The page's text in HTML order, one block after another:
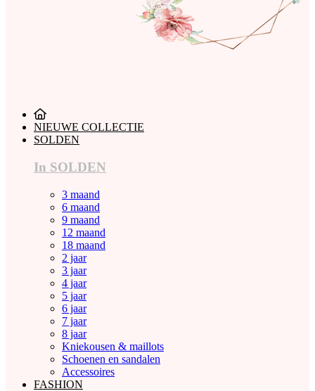
NIEUWE COLLECTIE
SOLDEN
In SOLDEN
3 maand
6 maand
9 maand
12 maand
18 maand
2 jaar
3 jaar
4 jaar
5 jaar
6 jaar
7 jaar
8 jaar
Kniekousen & maillots
Schoenen en sandalen
Accessoires
FASHION